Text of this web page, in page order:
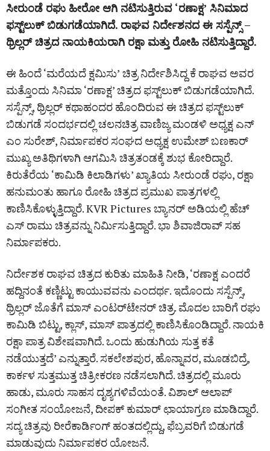
ಸೀರುಂಡೆ ರಘು ಹೀರೋ ಆಗಿ ನಟಿಸುತ್ತಿರುವ ‘ರಣಾಕ್ಷ’ ಸಿನಿಮಾದ
ಫಸ್ಟ್‌ಲುಕ್‌ ಬಿಡುಗಡೆಯಾಗಿದೆ. ರಾಘವ ನಿರ್ದೇಶನದ ಈ ಸಸ್ಪೆನ್ಸ್‌ –
ಥ್ರಿಲ್ಲರ್‌ ಚಿತ್ರದ ನಾಯಕಿಯರಾಗಿ ರಕ್ಷಾ ಮತ್ತು ರೋಹಿ ನಟಿಸುತ್ತಿದ್ದಾರೆ.
ಈ‌ ಹಿಂದೆ ‘ಮರೆಯದೆ ಕ್ಷಮಿಸುʼ ಚಿತ್ರ ನಿರ್ದೇಶಿಸಿದ್ದ ಕೆ ರಾಘವ ಅವರ
ಮತ್ತೊಂದು ಸಿನಿಮಾ ‘ರಣಾಕ್ಷ’ ಚಿತ್ರದ ಫಸ್ಟ್‌ಲುಕ್‌ ಬಿಡುಗಡೆಯಾಗಿದೆ.
ಸಸ್ಪೆನ್ಸ್, ಥ್ರಿಲ್ಲರ್ ಕಥಾಹಂದರ ಹೊಂದಿರುವ ಈ ಚಿತ್ರದ ಫಸ್ಟ್‌ಲುಕ್‌
ಬಿಡುಗಡೆ ಸಂದರ್ಭದಲ್ಲಿ ಚಲನಚಿತ್ರ ವಾಣಿಜ್ಯ ಮಂಡಳಿ ಅಧ್ಯಕ್ಷ ಎನ್
ಎಂ ಸುರೇಶ್, ನಿರ್ಮಾಪಕರ ಸಂಘದ ಅಧ್ಯಕ್ಷ ಉಮೇಶ್ ಬಣಕಾರ್
ಮುಖ್ಯ ಅತಿಥಿಗಳಾಗಿ ಆಗಮಿಸಿ ಚಿತ್ರತಂಡಕ್ಕೆ ಶುಭ ಕೋರಿದ್ದಾರೆ.
ಕಿರುತೆರೆಯ ‘ಕಾಮಿಡಿ ಕಿಲಾಡಿಗಳು’ ಖ್ಯಾತಿಯ ಸೀರುಂಡೆ ರಘು, ರಕ್ಷಾ
ಹನುಮಂತು ಹಾಗೂ ರೋಹಿ ಚಿತ್ರದ ಪ್ರಮುಖ ಪಾತ್ರಗಳಲ್ಲಿ
ಕಾಣಿಸಿಕೊಳ್ಳುತ್ತಿದ್ದಾರೆ. KVR Pictures ಬ್ಯಾನರ್‌ ಅಡಿಯಲ್ಲಿ ಹೆಚ್
ಎಸ್ ರಾಮು ಚಿತ್ರವನ್ನು ನಿರ್ಮಿಸುತ್ತಿದ್ದಾರೆ. ಭಾ ಶಿವಾಜಿರಾವ್ ಸಹ
ನಿರ್ಮಾಪಕರು.
ನಿರ್ದೇಶಕ ರಾಘವ ಚಿತ್ರದ ಕುರಿತು ಮಾಹಿತಿ ನೀಡಿ, ‘ರಣಾಕ್ಷ ಎಂದರೆ
ಹದ್ದಿನಂತೆ ಕಣ್ಣಿಟ್ಟು ಕಾಯುವವನು ಎಂದರ್ಥ. ಇದೊಂದು ಸಸ್ಪೆನ್ಸ್,
ಥ್ರಿಲ್ಲರ್ ಜೊತೆಗೆ ಮಾಸ್ ಎಂಟರ್‌ಟೇನರ್‌ ಚಿತ್ರ. ಮೊದಲ ಬಾರಿಗೆ ರಘು
ಕಾಮಿಡಿ ಬಿಟ್ಟು, ಕ್ಲಾಸ್, ಮಾಸ್ ಪಾತ್ರದಲ್ಲಿ ಕಾಣಿಸಿಕೊಂಡಿದ್ದಾರೆ. ನಾಯಕಿ
ರಕ್ಷಾ ಪಾತ್ರ ವಿಶೇಷವಾಗಿದೆ. ಒಂದು ಹುಡುಗಿಯ ಸುತ್ತ ಕತೆ
ನಡೆಯುತ್ತದೆ’ ಎನ್ನುತ್ತಾರೆ. ಸಕಲೇಶಪುರ, ಹೊನ್ನಾವರ, ಮೂಡಬಿದ್ರೆ,
ಕಾರ್ಕಳ ಸುತ್ತಮುತ್ತ ಚಿತ್ರೀಕರಣ ನಡೆಸಲಾಗಿದೆ. ಚಿತ್ರದಲ್ಲಿ ಮೂರು
ಹಾಡು, ಮೂರು ಸಾಹಸ ದೃಶ್ಯಗಳಿವೆಯಂತೆ. ವಿಶಾಲ್ ಆಲಾಪ್
ಸಂಗೀತ ಸಂಯೋಜನೆ, ದೀಪಕ್ ಕುಮಾರ್ ಛಾಯಾಗ್ರಣ ಮಾಡಿದ್ದಾರೆ.
ಸದ್ಯ ಚಿತ್ರವು ರೀರೆಕಾರ್ಡಿಂಗ್ ಹಂತದಲ್ಲಿದ್ದು, ಫೆಬ್ರವರಿಗೆ ಬಿಡುಗಡೆ
ಮಾಡುವುದು ನಿರ್ಮಾಪಕರ ಯೋಜನೆ.